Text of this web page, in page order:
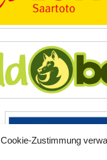
Cookie-Zustimmung